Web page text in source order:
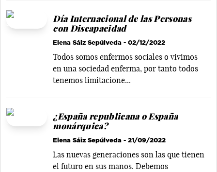
Día Internacional de las Personas
con Discapacidad
Elena Sáiz Sepúlveda - 02/12/2022
Todos somos enfermos sociales o vivimos
en una sociedad enferma, por tanto todos
tenemos limitacione...
¿España republicana o España
monárquica?
Elena Sáiz Sepúlveda - 21/09/2022
Las nuevas generaciones son las que tienen
el futuro en sus manos. Debemos